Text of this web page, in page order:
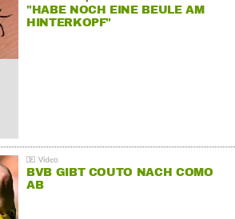
"HABE NOCH EINE BEULE AM
HINTERKOPF"
BVB GIBT COUTO NACH COMO
AB